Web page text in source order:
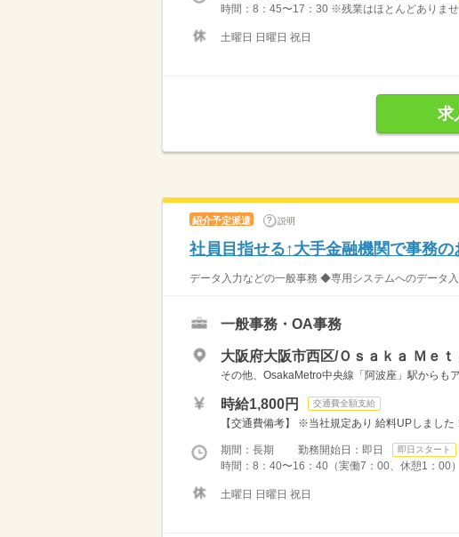
時間：8：45〜17：30 ※残業はほとんどありま
土曜日 日曜日 祝日
求
紹介予定派遣 説明
社員目指せる↑大手金融機関で事務
データ入力などの一般事務 ◆専用システムへのデータ
一般事務・OA事務
大阪府大阪市西区/Ｏｓａｋａ Ｍｅ
その他、OsakaMetro中央線「阿波座」駅からも
時給1,800円 交通費全額支給
【交通費備考】 ※当社規定あり 給料UPしまし
期間：長期 勤務開始日：即日 即日スタート
時間：8：40〜16：40（実働7：00、休憩1：
土曜日 日曜日 祝日